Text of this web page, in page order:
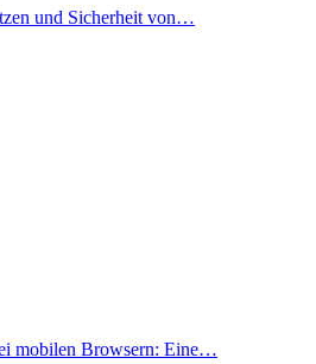
und Sicherheit von…
mobilen Browsern: Eine…